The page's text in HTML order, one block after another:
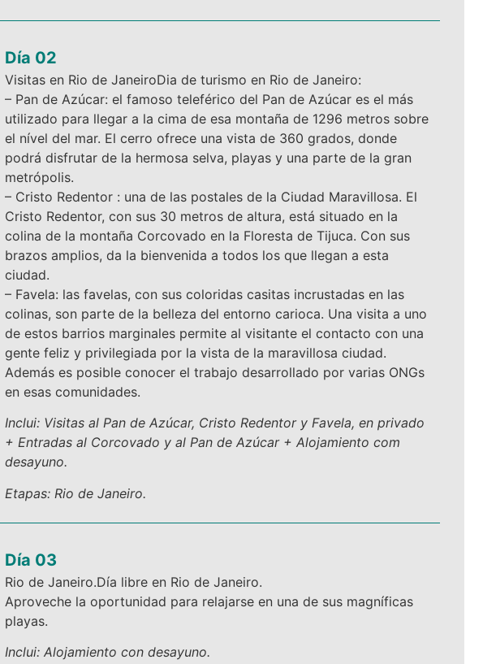
Día 02
Visitas en Rio de JaneiroDia de turismo en Rio de Janeiro:
– Pan de Azúcar: el famoso teleférico del Pan de Azúcar es el más
utilizado para llegar a la cima de esa montaña de 1296 metros sobre
el nível del mar. El cerro ofrece una vista de 360 grados, donde
podrá disfrutar de la hermosa selva, playas y una parte de la gran
metrópolis.
– Cristo Redentor : una de las postales de la Ciudad Maravillosa. El
Cristo Redentor, con sus 30 metros de altura, está situado en la
colina de la montaña Corcovado en la Floresta de Tijuca. Con sus
brazos amplios, da la bienvenida a todos los que llegan a esta
ciudad.
– Favela: las favelas, con sus coloridas casitas incrustadas en las
colinas, son parte de la belleza del entorno carioca. Una visita a uno
de estos barrios marginales permite al visitante el contacto con una
gente feliz y privilegiada por la vista de la maravillosa ciudad.
Además es posible conocer el trabajo desarrollado por varias ONGs
en esas comunidades.
Inclui: Visitas al Pan de Azúcar, Cristo Redentor y Favela, en privado
+ Entradas al Corcovado y al Pan de Azúcar + Alojamiento com
desayuno.
Etapas: Rio de Janeiro.
Día 03
Rio de Janeiro.Día libre en Rio de Janeiro.
Aproveche la oportunidad para relajarse en una de sus magníficas
playas.
Inclui: Alojamiento con desayuno.